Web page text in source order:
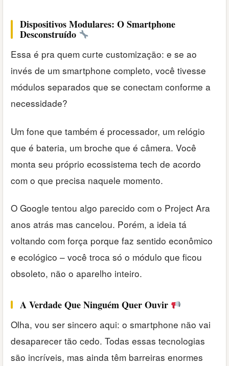
Dispositivos Modulares: O Smartphone
Desconstruído
Essa é pra quem curte customização: e se ao
invés de um smartphone completo, você tivesse
módulos separados que se conectam conforme a
necessidade?
Um fone que também é processador, um relógio
que é bateria, um broche que é câmera. Você
monta seu próprio ecossistema tech de acordo
com o que precisa naquele momento.
O Google tentou algo parecido com o Project Ara
anos atrás mas cancelou. Porém, a ideia tá
voltando com força porque faz sentido econômico
e ecológico – você troca só o módulo que ficou
obsoleto, não o aparelho inteiro.
A Verdade Que Ninguém Quer Ouvir
Olha, vou ser sincero aqui: o smartphone não vai
desaparecer tão cedo. Todas essas tecnologias
são incríveis, mas ainda têm barreiras enormes